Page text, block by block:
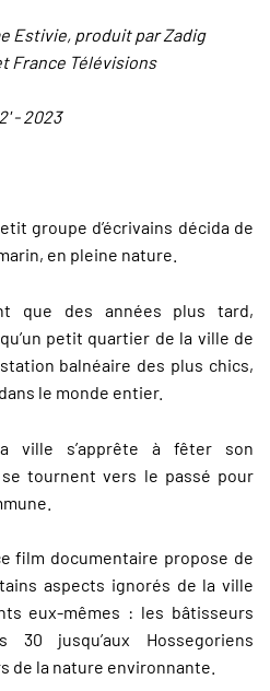
Estivie, produit par Zadig
France Télévisions
- 2023
groupe d’écrivains décida de
en pleine nature.
que des années plus tard,
petit quartier de la ville de
balnéaire des plus chics,
le monde entier.
ville s’apprête à fêter son
tournent vers le passé pour
film documentaire propose de
aspects ignorés de la ville
eux-mêmes : les bâtisseurs
30 jusqu’aux Hossegoriens
de la nature environnante.